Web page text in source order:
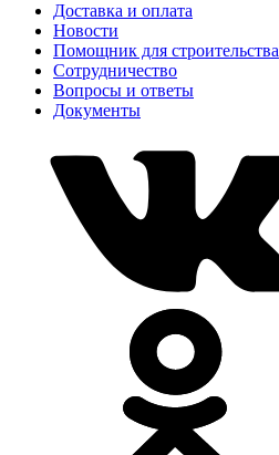
Доставка и оплата
Новости
Помощник для строительства
Сотрудничество
Вопросы и ответы
Документы